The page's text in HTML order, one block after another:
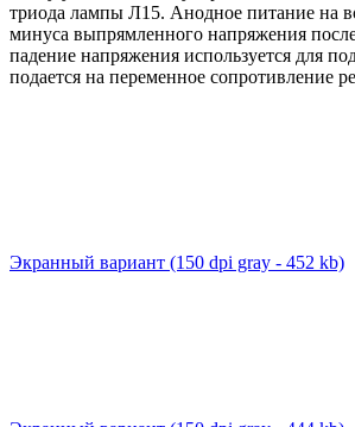
триода лампы Л15. Анодное питание на
минуса выпрямленного напряжения
падение напряжения используется для
подается на переменное сопротивление
Экранный вариант (150 dpi gray - 452 kb)